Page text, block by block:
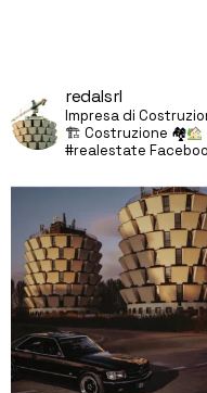
redalsrl
Impresa di
🏗 Costruzione 🏘
#realestate